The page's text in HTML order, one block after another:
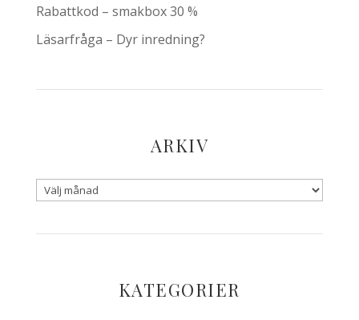
Rabattkod – smakbox 30 %
Läsarfråga – Dyr inredning?
ARKIV
KATEGORIER